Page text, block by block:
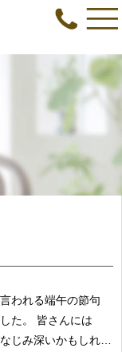
われる端午の節句
た。 皆さんには
じみ深いかもしれま